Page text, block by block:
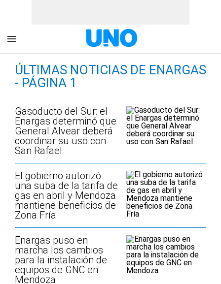
ÚLTIMAS NOTICIAS DE ENARGAS
- PÁGINA 1
Gasoducto del Sur: el
Enargas determinó que
General Alvear deberá
coordinar su uso con
San Rafael
El gobierno autorizó
una suba de la tarifa de
gas en abril y Mendoza
mantiene beneficios de
Zona Fría
Enargas puso en
marcha los cambios
para la instalación de
equipos de GNC en
Mendoza